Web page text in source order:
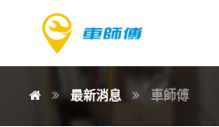
最新消息 車師傅